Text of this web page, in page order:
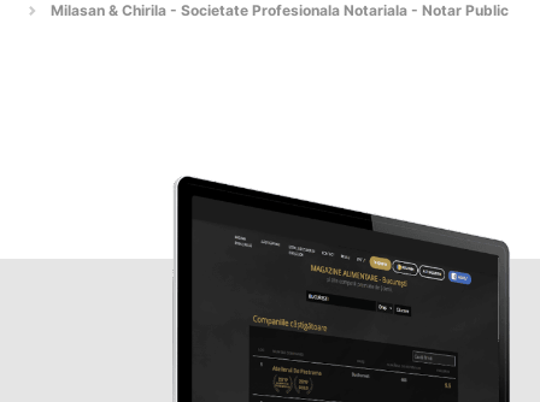
Milasan & Chirila - Societate Profesionala Notariala - Notar Public